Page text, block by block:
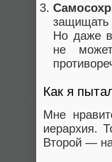
защищать
Но даже в
не
Как я
Мне
иерархия.
Второй —